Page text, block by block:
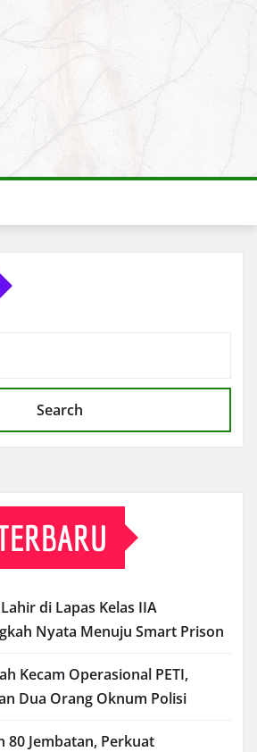
Search
di Lapas Kelas IIA
Nyata Menuju Smart Prison
Kecam Operasional PETI,
Dua Orang Oknum Polisi
80 Jembatan, Perkuat